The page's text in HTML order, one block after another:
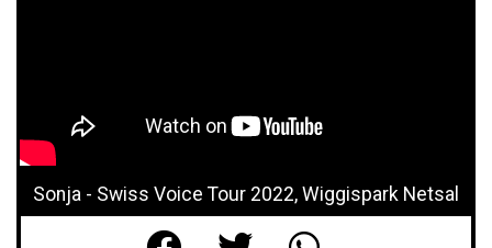
Sonja - Swiss Voice Tour 2022, Wiggispark Netsal